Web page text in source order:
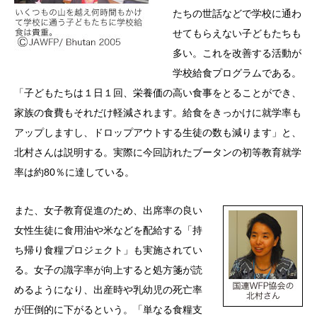
たちの世話などで学校に通わ
せてもらえない子どもたちも
多い。これを改善する活動が
学校給食プログラムである。
「子どもたちは１日１回、栄養価の高い食事をとることができ、
家族の食費もそれだけ軽減されます。給食をきっかけに就学率も
アップしますし、ドロップアウトする生徒の数も減ります」と、
北村さんは説明する。実際に今回訪れたブータンの初等教育就学
率は約80％に達している。
また、女子教育促進のため、出席率の良い
女性生徒に食用油や米などを配給する「持
ち帰り食糧プロジェクト」も実施されてい
る。女子の識字率が向上すると処方箋が読
めるようになり、出産時や乳幼児の死亡率
が圧倒的に下がるという。「単なる食糧支